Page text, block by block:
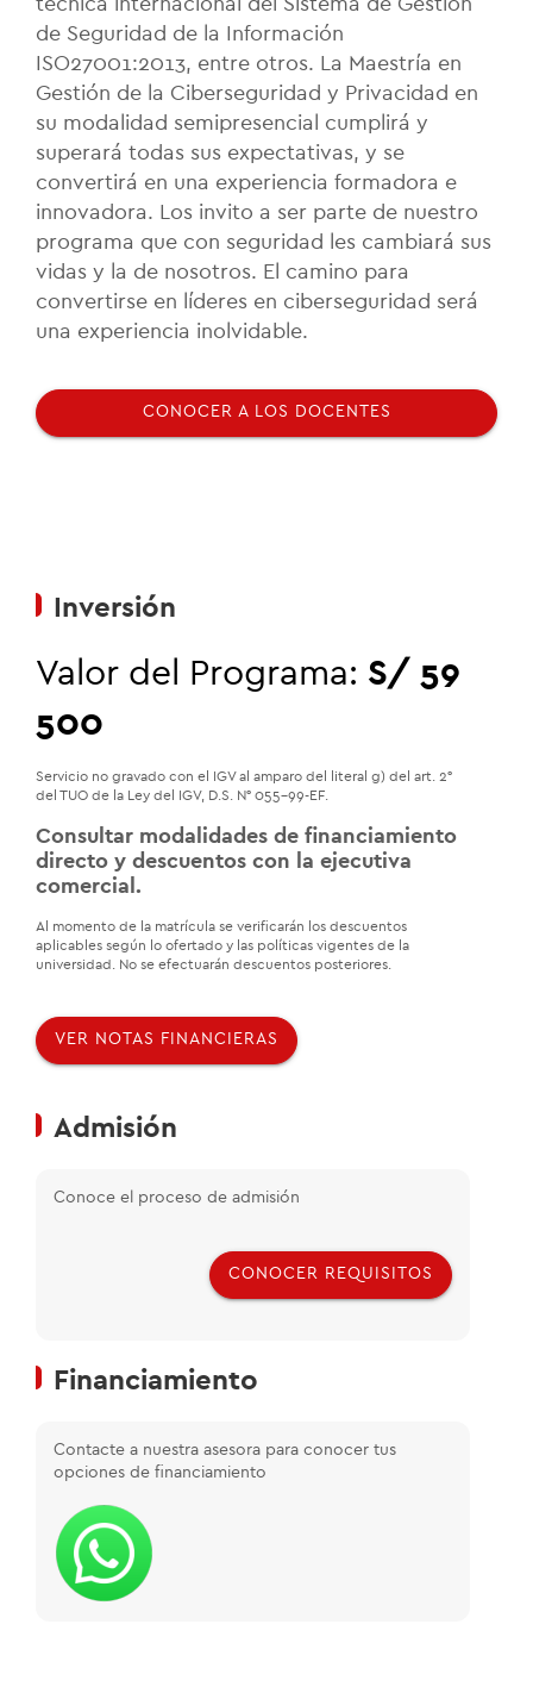
de Seguridad de la Información
ISO27001:2013, entre otros. La Maestría en
Gestión de la Ciberseguridad y Privacidad en
su modalidad semipresencial cumplirá y
superará todas sus expectativas, y se
convertirá en una experiencia formadora e
innovadora. Los invito a ser parte de nuestro
programa que con seguridad les cambiará sus
vidas y la de nosotros. El camino para
convertirse en líderes en ciberseguridad será
una experiencia inolvidable.
CONOCER A LOS DOCENTES
Inversión
Valor del Programa: S/ 59
500
Servicio no gravado con el IGV al amparo del literal g) del art. 2°
del TUO de la Ley del IGV, D.S. N° 055-99-EF.
Consultar modalidades de financiamiento
directo y descuentos con la ejecutiva
comercial.
Al momento de la matrícula se verificarán los descuentos
aplicables según lo ofertado y las políticas vigentes de la
universidad. No se efectuarán descuentos posteriores.
VER NOTAS FINANCIERAS
Admisión
Conoce el proceso de admisión
CONOCER REQUISITOS
Financiamiento
Contacte a nuestra asesora para conocer tus
opciones de financiamiento